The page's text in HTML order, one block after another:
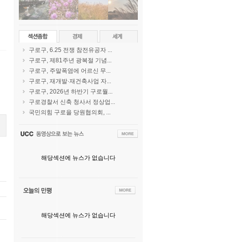
구로구, 6.25 전쟁 참전유공자 ...
구로구, 제81주년 광복절 기념...
구로구, 주말폭염에 어르신 무...
구로구, 재개발·재건축사업 자...
구로구, 2026년 하반기 구로월...
구로경찰서 신축 청사서 정상업...
국민의힘 구로을 당원협의회, ...
해당섹션에 뉴스가 없습니다
해당섹션에 뉴스가 없습니다